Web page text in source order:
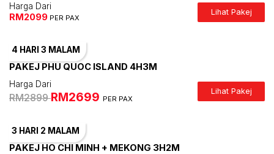
Harga Dari
RM2099 PER PAX
Lihat Pakej
4 HARI 3 MALAM
PAKEJ PHU QUOC ISLAND 4H3M
Harga Dari
RM2899RM2699 PER PAX
Lihat Pakej
3 HARI 2 MALAM
PAKEJ HO CHI MINH + MEKONG 3H2M